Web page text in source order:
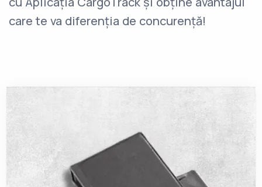
care te va diferenția de concurență!